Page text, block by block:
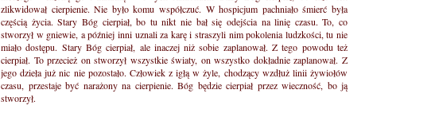
zlikwidował cierpienie. Nie było komu współczuć. W hospicjum pachniało śmierć była
częścią życia. Stary Bóg cierpiał, bo tu nikt nie bał się odejścia na linię czasu. To, co
stworzył w gniewie, a później inni uznali za karę i straszyli nim pokolenia ludzkości, tu nie
miało dostępu. Stary Bóg cierpiał, ale inaczej niż sobie zaplanował. Z tego powodu też
cierpiał. To przecież on stworzył wszystkie światy, on wszystko dokładnie zaplanował. Z
jego dzieła już nic nie pozostało. Człowiek z igłą w żyle, chodzący wzdłuż linii żywiołów
czasu, przestaje być narażony na cierpienie. Bóg będzie cierpiał przez wieczność, bo ją
stworzył.